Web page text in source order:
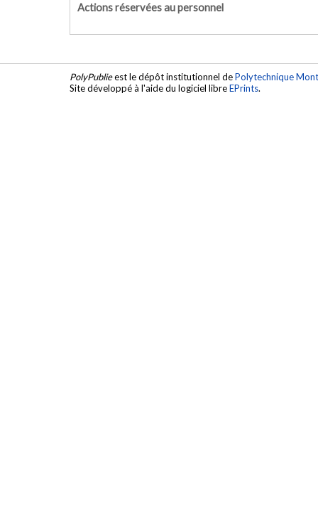
Actions réservées au personnel
PolyPublieest le dépôt institutionnel dePolytechnique
Site développé à l'aide du logiciel libreEPrints.